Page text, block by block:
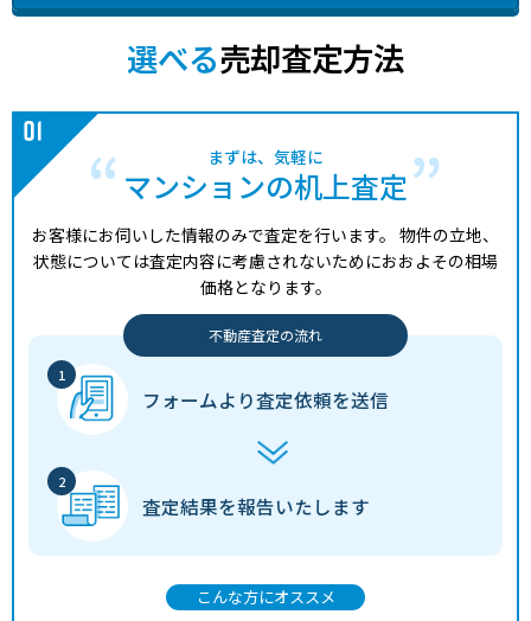
選べる売却査定方法
まずは、気軽に
マンションの机上査定
お客様にお伺いした情報のみで査定を行います。 物件の立地、
状態については査定内容に考慮されないためにおおよその相場
価格となります。
不動産査定の流れ
フォームより査定依頼を送信
査定結果を報告いたします
こんな方にオススメ